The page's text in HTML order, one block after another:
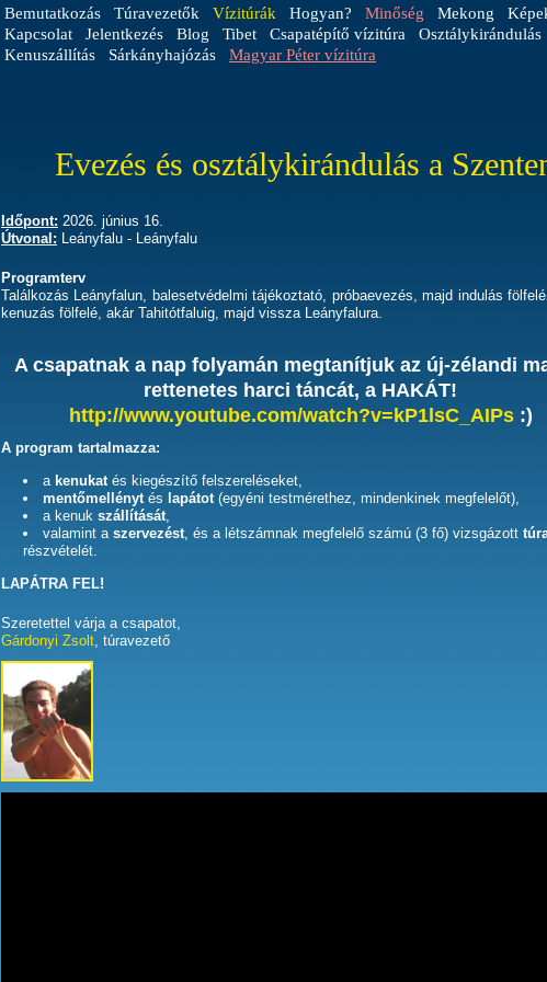
Bemutatkozás Túravezetők Vízitúrák Hogyan? Minőség Mekong
Kapcsolat
Jelentkezés Blog Tibet Csapatépítő vízitúra Osztálykirándulás
Kenuszállítás
Sárkányhajózás Magyar Péter vízitúra
Evezés és osztálykirándulás a
Időpont: 2026. június 16.
Útvonal: Leányfalu - Leányfalu
Programterv
Találkozás Leányfalun, balesetvédelmi tájékoztató, próbaevezés, majd indulás
kenuzás fölfelé, akár Tahitótfaluig, majd vissza Leányfalura.
A csapatnak a nap folyamán megtanítjuk az új-zélandi
rettenetes harci táncát, a HAKÁT!
http://www.youtube.com/watch?v=kP1lsC_AIPs:)
A program tartalmazza:
a kenukatés kiegészítő felszereléseket,
mentőmellénytés lapátot(egyéni testmérethez, mindenkinek megfelelőt),
a kenuk szállítását,
valamint a szervezést, és a létszámnak megfelelő számú (3 fő) vizsgázott
részvételét.
LAPÁTRA FEL!
Szeretettel várja a csapatot,
Gárdonyi Zsolt, túravezető